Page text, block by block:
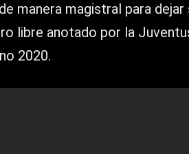
manera magistral para dejar
libre anotado por la
2020.